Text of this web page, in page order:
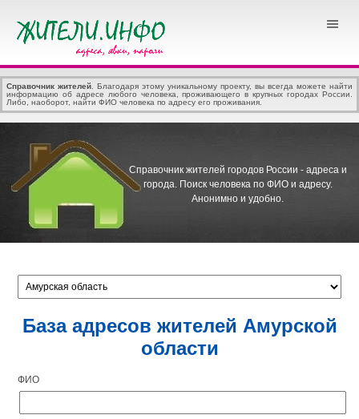
Справочник жителей . Благодаря этому уникальному проекту, вы всегда можете найти
информацию об адресе любого человека, проживающего в крупных городах России.
Либо, наоборот, найти ФИО человека по адресу его проживания.
Справочник жителей городов России - адреса и
города. Поиск человека по ФИО и адресу.
Анонимно и удобно.
База адресов жителей Амурской
области
ФИО